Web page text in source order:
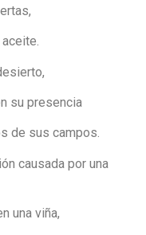
su presencia
de sus campos.
causada por una
una viña,